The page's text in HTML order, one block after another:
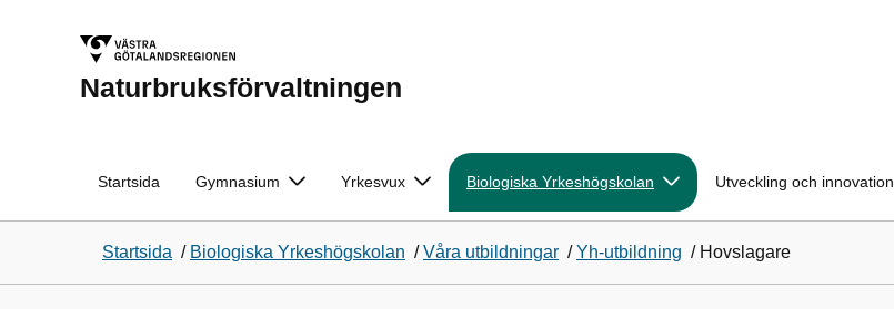
Naturbruksförvaltningen
Startsida Gymnasium Yrkesvux Biologiska Yrkeshögskolan Utveckling och innovation
Startsida / Biologiska Yrkeshögskolan /Våra utbildningar /Yh-utbildning / Hovslagare